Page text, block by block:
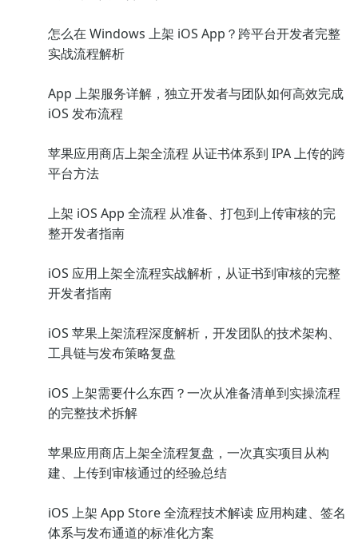
怎么在 Windows 上架 iOS App？跨平台开发者完整
实战流程解析
App 上架服务详解，独立开发者与团队如何高效完成
iOS 发布流程
苹果应用商店上架全流程 从证书体系到 IPA 上传的跨
平台方法
上架 iOS App 全流程 从准备、打包到上传审核的完
整开发者指南
iOS 应用上架全流程实战解析，从证书到审核的完整
开发者指南
iOS 苹果上架流程深度解析，开发团队的技术架构、
工具链与发布策略复盘
iOS 上架需要什么东西？一次从准备清单到实操流程
的完整技术拆解
苹果应用商店上架全流程复盘，一次真实项目从构
建、上传到审核通过的经验总结
iOS 上架 App Store 全流程技术解读 应用构建、签名
体系与发布通道的标准化方案